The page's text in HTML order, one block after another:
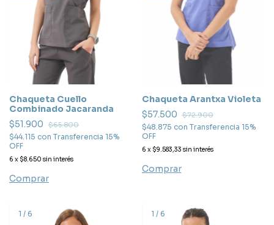
Chaqueta Cuello
Combinado Jacaranda
$51.900
$65.800
$44.115 con Transferencia 15%
OFF
6 x $8.650 sin interés
Comprar
Chaqueta Arantxa Violeta
$57.500
$72.900
$48.875 con Transferencia 15%
OFF
6 x $9.583,33 sin interés
Comprar
1 / 6 1 / 6